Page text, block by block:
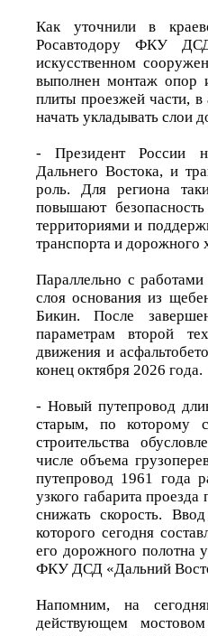
Как уточнили в
Росавтодору ФКУ
искусственном
выполнен монтаж опор
плиты проезжей части,
начать укладывать слои
- Президент России
Дальнего Востока, и
роль. Для региона
повышают
территориями и
транспорта и дорожного
Параллельно с
слоя основания из
Бикин. После
параметрам второй
движения и
конец октября 2026 года.
- Новый путепровод
старым, по которому
строительства
числе объема
путепровод 1961 года
узкого габарита
снижать скорость.
которого сегодня
его дорожного полотна
ФКУ ДСД «Дальний
Напомним, на
действующем